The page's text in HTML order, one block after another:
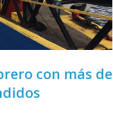
con más de